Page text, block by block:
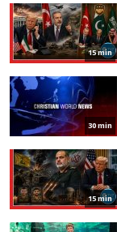
15 min
30 min
15 min